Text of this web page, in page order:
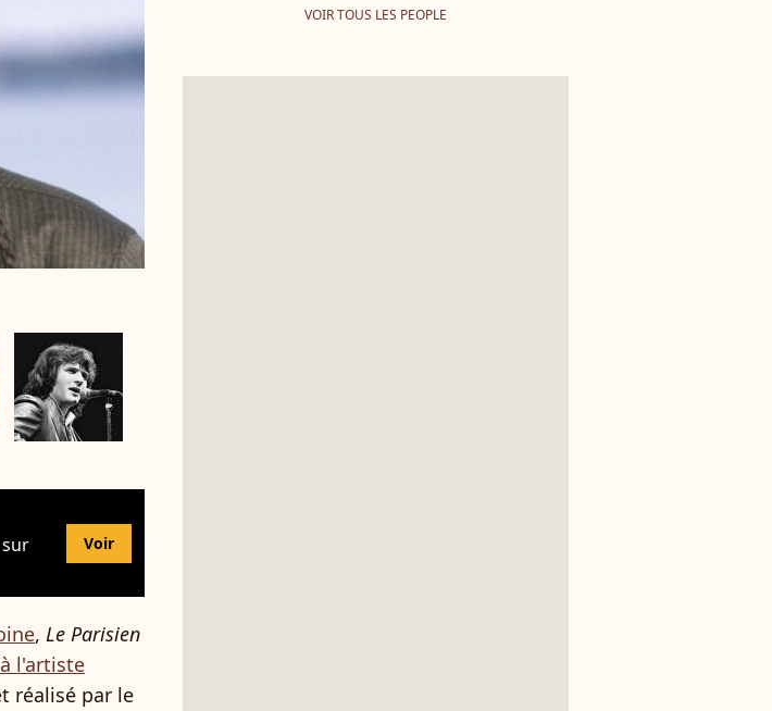
Voir
, Le Parisien
l'artiste
réalisé par le
VOIR TOUS LES PEOPLE